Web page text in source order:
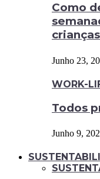
Como
Junho 23,
WORK-
Todos
Junho 9,